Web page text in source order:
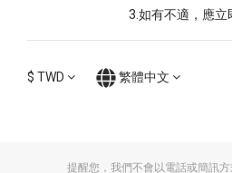
3.如有不適，應立
$ TWD 繁體中文
提醒您，我們不會以電話或簡訊方